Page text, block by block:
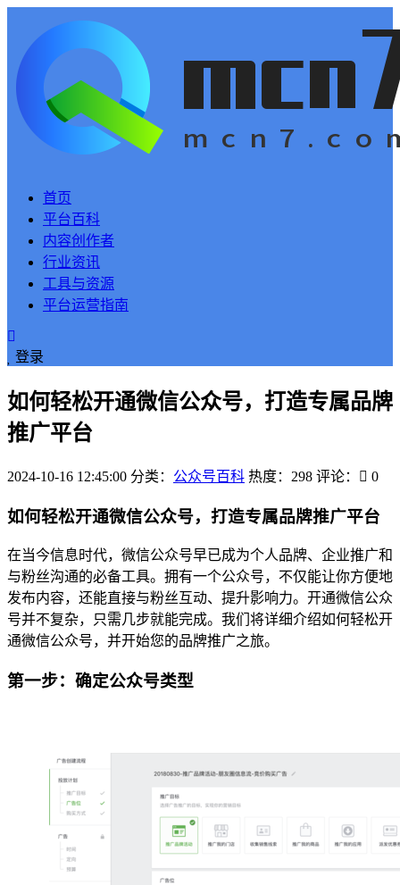
首页
平台百科
内容创作者
行业资讯
工具与资源
平台运营指南
登录
如何轻松开通微信公众号，打造专属品牌
推广平台
2024-10-16 12:45:00 分类： 公众号百科 热度：298 评论： 0
如何轻松开通微信公众号，打造专属品牌推广平台
在当今信息时代，微信公众号早已成为个人品牌、企业推广和
与粉丝沟通的必备工具。拥有一个公众号，不仅能让你方便地
发布内容，还能直接与粉丝互动、提升影响力。开通微信公众
号并不复杂，只需几步就能完成。我们将详细介绍如何轻松开
通微信公众号，并开始您的品牌推广之旅。
第一步：确定公众号类型